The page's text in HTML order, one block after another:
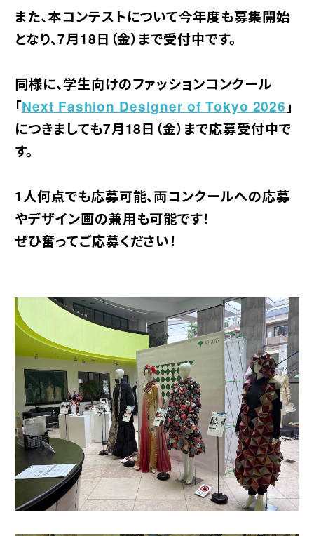
また、本コンテストについて今年度も募集開始
となり、7月18日（金）まで受付中です。
同様に、学生向けのファッションコンクール
「Next Fashion Designer of Tokyo 2026 」
につきましても7月18日（金）まで応募受付中で
す。
1人何点でも応募可能、両コンクールへの応募
やデザイン画の兼用も可能です！
ぜひ奮ってご応募ください！